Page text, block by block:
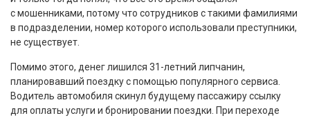
с мошенниками, потому что сотрудников с такими фамилиями
в подразделении, номер которого использовали преступники,
не существует.
Помимо этого, денег лишился 31-летний липчанин,
планировавший поездку с помощью популярного сервиса.
Водитель автомобиля скинул будущему пассажиру ссылку
для оплаты услуги и бронировании поездки. При переходе